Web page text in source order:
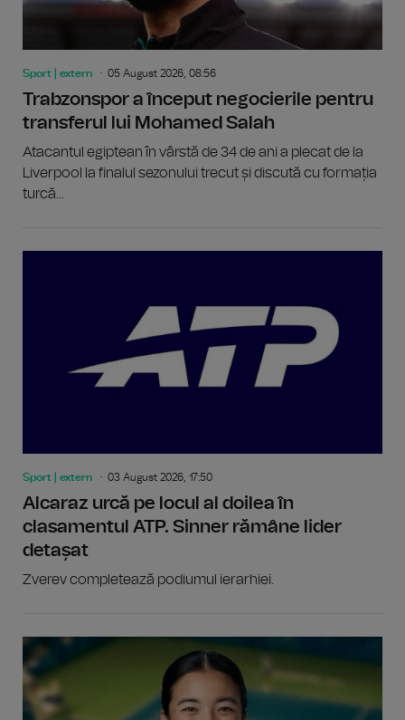
Sport | extern 05 August 2026, 08:56
Trabzonspor a început negocierile pentru
transferul lui Mohamed Salah
Atacantul egiptean în vârstă de 34 de ani a plecat de la
Liverpool la finalul sezonului trecut și discută cu formația
turcă...
Sport | extern 03 August 2026, 17:50
Alcaraz urcă pe locul al doilea în
clasamentul ATP. Sinner rămâne lider
detașat
Zverev completează podiumul ierarhiei.